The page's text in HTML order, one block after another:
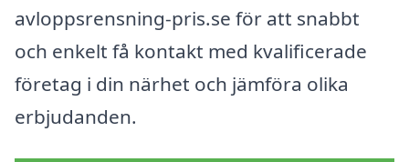
avloppsrensning-pris.se för att snabbt
och enkelt få kontakt med kvalificerade
företag i din närhet och jämföra olika
erbjudanden.